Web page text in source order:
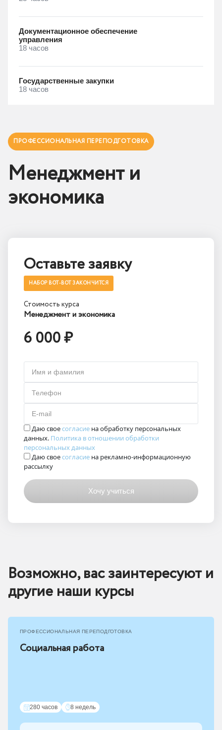
Документационное обеспечение
управления
18 часов
Государственные закупки
18 часов
ПРОФЕССИОНАЛЬНАЯ ПЕРЕПОДГОТОВКА
Менеджмент и
экономика
Оставьте заявку
НАБОР ВОТ-ВОТ ЗАКОНЧИТСЯ
Стоимость курса
Менеджмент и экономика
6 000 ₽
Имя и фамилия
Телефон
E-mail
Даю своесогласие на обработку персональных
данных. Политика в отношении обработки
персональных данных
Даю своесогласие на рекламно-информационную
рассылку
Возможно, вас заинтересуют и
другие наши курсы
ПРОФЕССИОНАЛЬНАЯ ПЕРЕПОДГОТОВКА
Социальная работа
280 часов 8 недель